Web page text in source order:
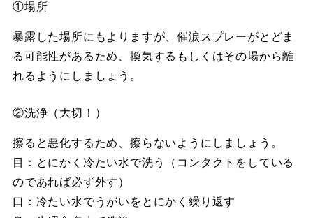
①場所
暴露した場所にもよりますが、催涙スプレーがとどま
る可能性があるため、換気するもしくはその場から離
れるようにしましょう。
②洗浄（大切！）
擦ると悪化するため、擦らないようにしましょう。
目：とにかく冷たい水で洗う（コンタクトをしている
のであれば必ず外す）
口：冷たい水でうがいをとにかく繰り返す